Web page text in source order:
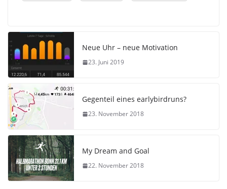
Neue Uhr – neue Motivation
23. Juni 2019
Gegenteil eines earlybirdruns?
23. November 2018
My Dream and Goal
22. November 2018